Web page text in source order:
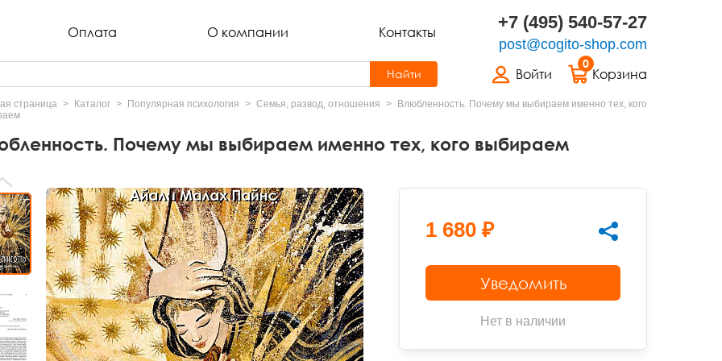
Оплата О компании Контакты +7 (495) 540-57-27
post@cogito-shop.com
Войти
0
Корзина
Найти
страница Каталог Популярная психология Семья, развод, отношения
Влюбленность. Почему мы выбираем именно тех, кого
Почему мы выбираем именно тех, кого выбираем
1 680 ₽
Уведомить
Нет в наличии